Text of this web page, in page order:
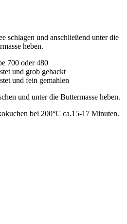
schlagen und anschließend unter die
heben.
700 oder 480
und grob gehackt
und fein gemahlen
und unter die Buttermasse heben.
bei 200°C ca.15-17 Minuten.